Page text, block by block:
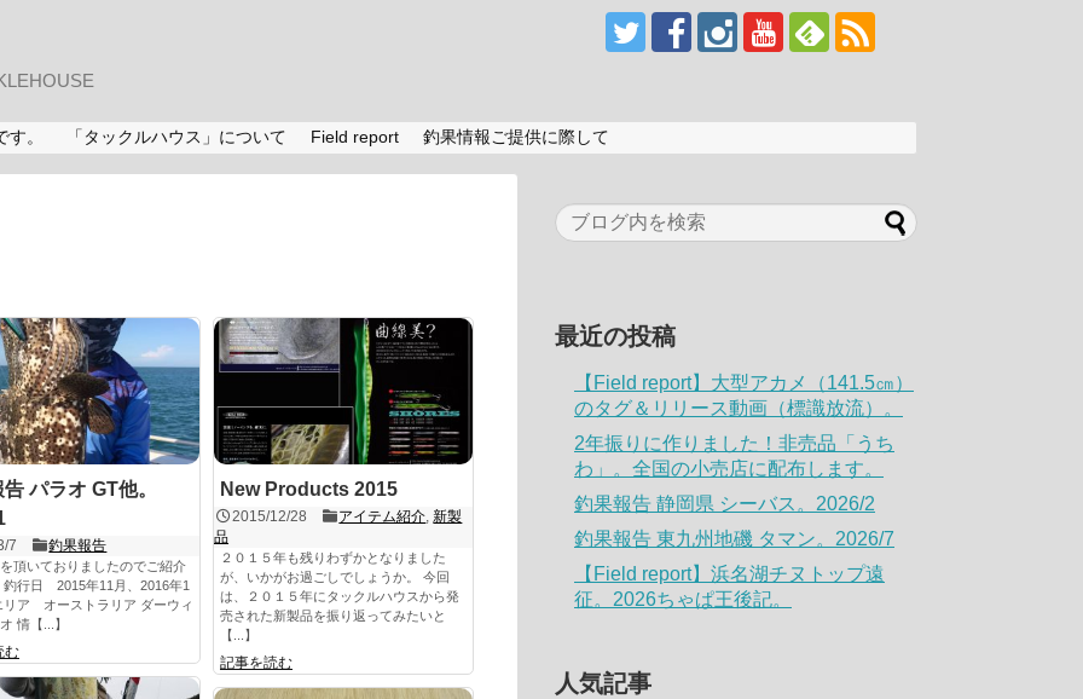
。 「タックルハウス」について Field report 釣果情報ご提供に際して
パラオ GT他。
7 釣果報告
頂いておりましたのでご紹介
釣行日 2015年11月、2016年1
リア オーストラリア ダーウィ
情【...】
む
New Products 2015
2015/12/28 アイテム紹介 ,新製
品
２０１５年も残りわずかとなりました
が、いかがお過ごしでしょうか。 今回
は、２０１５年にタックルハウスから発
売された新製品を振り返ってみたいと
【...】
記事を読む
最近の投稿
【Field report】大型アカメ（141.5㎝）
のタグ＆リリース動画（標識放流）。
2年振りに作りました！非売品「うち
わ」。全国の小売店に配布します。
釣果報告 静岡県 シーバス。2026/2
釣果報告 東九州地磯 タマン。2026/7
【Field report】浜名湖チヌトップ遠
征。2026ちゃぱ王後記。
人気記事